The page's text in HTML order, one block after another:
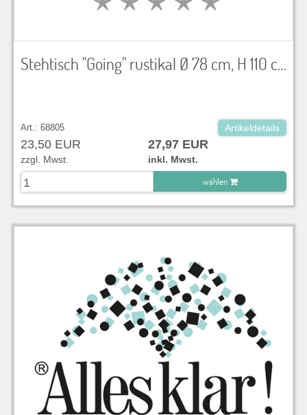
Stehtisch "Going" rustikal Ø 78 cm, H 110 cm, klappbar
Art.: 68805 Artikeldetails
23,50 EUR 27,97 EUR
zzgl. Mwst.
inkl. Mwst.
wählen
zu Warenkorb hinzugefügt.